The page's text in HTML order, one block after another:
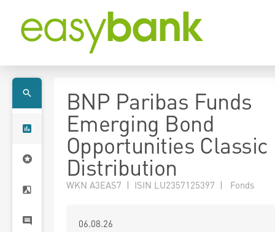
BNP Paribas Funds
Emerging Bond
Opportunities Classic
Distribution
WKN A3EAS7 | ISIN LU2357125397 | Fonds
06.08.26